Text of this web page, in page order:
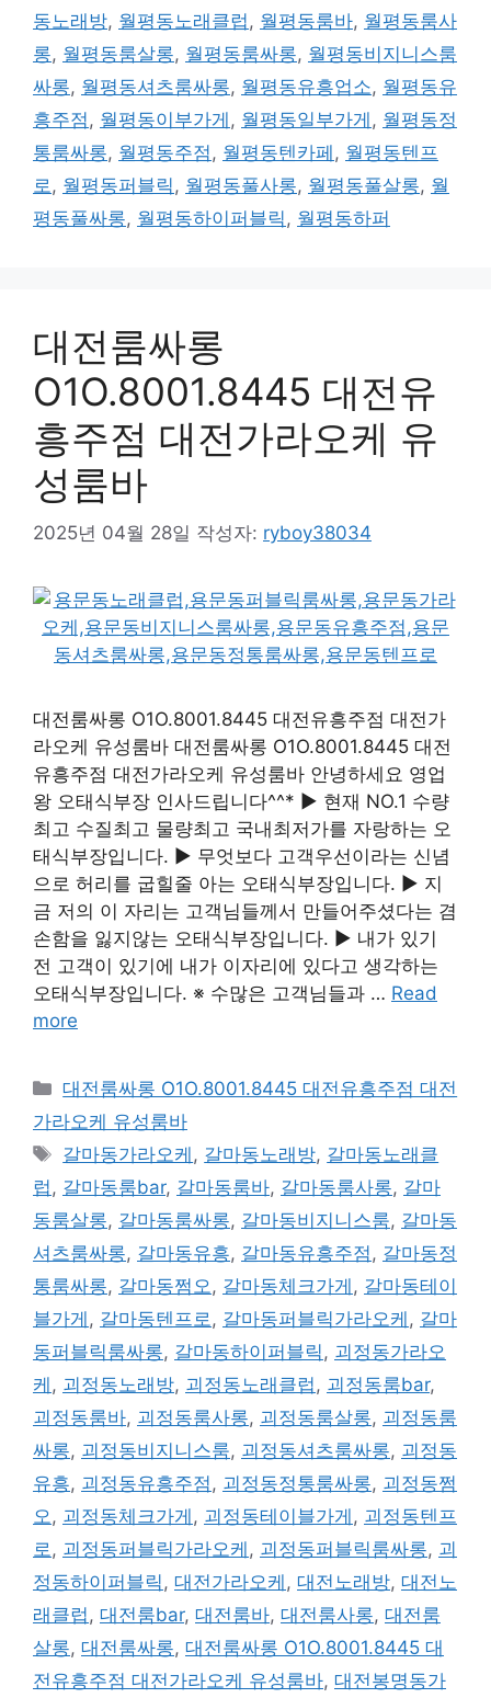
동노래방, 월평동노래클럽, 월평동룸바, 월평동룸사
롱, 월평동룸살롱, 월평동룸싸롱, 월평동비지니스룸
싸롱, 월평동셔츠룸싸롱, 월평동유흥업소, 월평동유
흥주점, 월평동이부가게 , 월평동일부가게 , 월평동정
통룸싸롱, 월평동주점, 월평동텐카페 , 월평동텐프
로, 월평동퍼블릭, 월평동풀사롱, 월평동풀살롱, 월
평동풀싸롱, 월평동하이퍼블릭, 월평동하퍼
대전룸싸롱
O1O.8001.8445 대전유
흥주점 대전가라오케 유
성룸바
2025년 04월 28일 작성자: ryboy38034
대전룸싸롱 O1O.8001.8445 대전유흥주점 대전가
라오케 유성룸바 대전룸싸롱 O1O.8001.8445 대전
유흥주점 대전가라오케 유성룸바 안녕하세요 영업
왕 오태식부장 인사드립니다^^* ▶ 현재 NO.1 수량
최고 수질최고 물량최고 국내최저가를 자랑하는 오
태식부장입니다. ▶ 무엇보다 고객우선이라는 신념
으로 허리를 굽힐줄 아는 오태식부장입니다. ▶ 지
금 저의 이 자리는 고객님들께서 만들어주셨다는 겸
손함을 잃지않는 오태식부장입니다. ▶ 내가 있기
전 고객이 있기에 내가 이자리에 있다고 생각하는
오태식부장입니다. ※ 수많은 고객님들과 … Read
more
카
테
고
리
대전룸싸롱 O1O.8001.8445 대전유흥주점 대전
가라오케 유성룸바
태
그
갈마동가라오케 , 갈마동노래방, 갈마동노래클
럽 , 갈마동룸bar, 갈마동룸바, 갈마동룸사롱, 갈마
동룸살롱, 갈마동룸싸롱, 갈마동비지니스룸, 갈마동
셔츠룸싸롱, 갈마동유흥, 갈마동유흥주점 , 갈마동정
통룸싸롱, 갈마동쩜오 , 갈마동체크가게 , 갈마동테이
블가게 , 갈마동텐프로 , 갈마동퍼블릭가라오케 , 갈마
동퍼블릭룸싸롱, 갈마동하이퍼블릭 , 괴정동가라오
케 , 괴정동노래방, 괴정동노래클럽 , 괴정동룸bar,
괴정동룸바, 괴정동룸사롱, 괴정동룸살롱, 괴정동룸
싸롱, 괴정동비지니스룸, 괴정동셔츠룸싸롱, 괴정동
유흥, 괴정동유흥주점 , 괴정동정통룸싸롱, 괴정동쩜
오 , 괴정동체크가게 , 괴정동테이블가게 , 괴정동텐프
로 , 괴정동퍼블릭가라오케 , 괴정동퍼블릭룸싸롱, 괴
정동하이퍼블릭 , 대전가라오케 , 대전노래방, 대전노
래클럽 , 대전룸bar, 대전룸바, 대전룸사롱, 대전룸
살롱, 대전룸싸롱, 대전룸싸롱 O1O.8001.8445 대
전유흥주점 대전가라오케 유성룸바, 대전봉명동가